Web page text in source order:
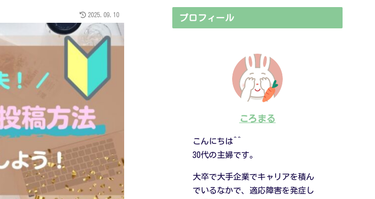
2025.09.10 プロフィール
ころまる
こんにちは^^
30代の主婦です。
大卒で大手企業でキャリアを積ん
でいるなかで、適応障害を発症し